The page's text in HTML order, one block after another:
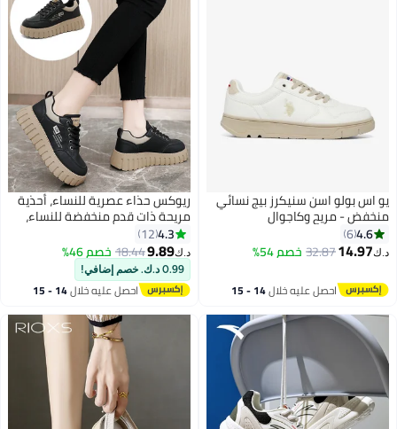
يو اس بولو اسن سنيكرز بيج نسائي
منخفض - مريح وكاجوال
4.6
6
د.ك‏14.97
32.87خصم 54%
احصل عليه خلال 14 - 15
4
ريوكس حذاء عصرية للنساء، أحذية
مريحة ذات قدم منخفضة للنساء،
تنس كلاسيكي مطوي بحذاء
سميكة، أحذية رياضية نسائية مريحة
وقابلة للتنفس، أحذية أنيقة على
الطراز الشارعي، أحذية غير انزلاقية
للكائنات المائية، أحذية سنيكرز
للمشي للنساء، أحذية سنيكرز
تقليدية ذات سقف للسيدات للقاءات
والعمل والعطلات والملابس
اليومية، أحذية قيّمة سوداء غير
4.3
12
د.ك‏9.89
18.44خصم 46%
0.99 د.ك. خصم إضافي!
احصل عليه خلال 14 - 15